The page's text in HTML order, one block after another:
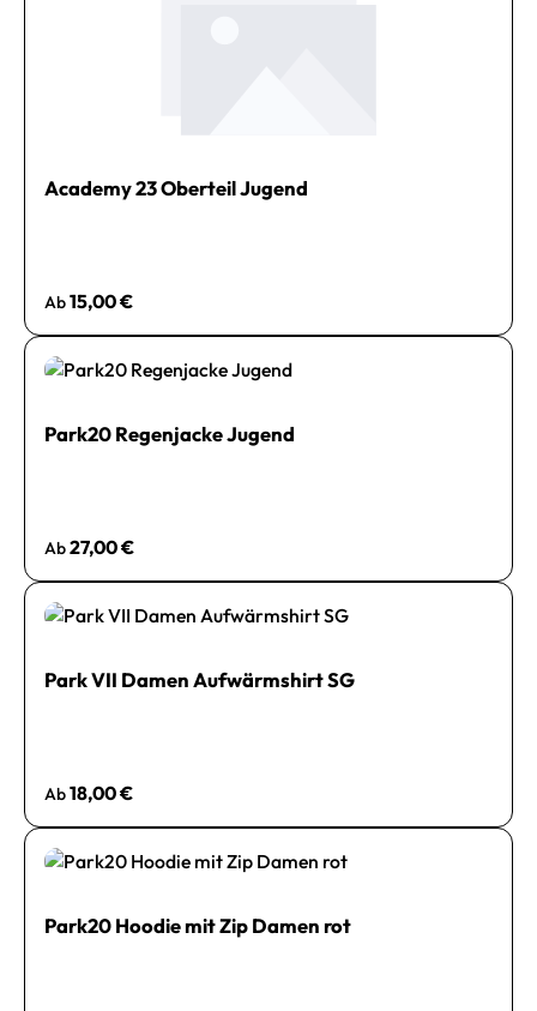
Academy 23 Oberteil Jugend
Regulärer Preis:
Ab15,00 €
Park20 Regenjacke Jugend
Regulärer Preis:
Ab27,00 €
Park VII Damen Aufwärmshirt SG
Regulärer Preis:
Ab18,00 €
Park20 Hoodie mit Zip Damen rot